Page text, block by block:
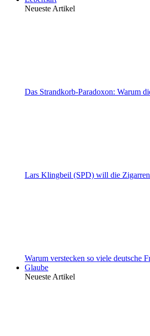
Neueste Artikel
Das Strandkorb-Paradoxon: Warum
Lars Klingbeil (SPD) will die
Warum verstecken so viele deutsche
Glaube
Neueste Artikel